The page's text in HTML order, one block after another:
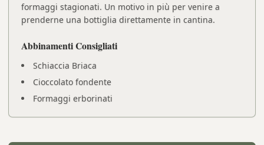
formaggi stagionati. Un motivo in più per venire a
prenderne una bottiglia direttamente in cantina.
Abbinamenti Consigliati
Schiaccia Briaca
Cioccolato fondente
Formaggi erborinati